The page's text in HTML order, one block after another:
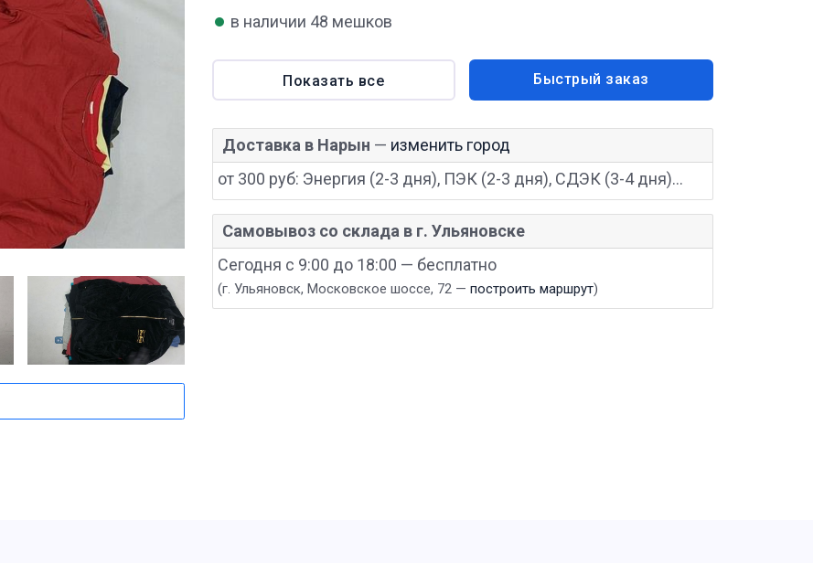
• в наличии 48 мешков
Показать все Быстрый заказ
Доставка в Нарын — изменить город
от 300 руб: Энергия (2-3 дня), ПЭК (2-3 дня), СДЭК (3-4 дня)...
Самовывоз со склада в г. Ульяновске
Сегодня с 9:00 до 18:00 — бесплатно
(г. Ульяновск, Московское шоссе, 72 — построить маршрут)